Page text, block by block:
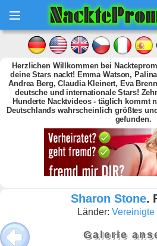
Herzlichen Willkommen bei
deine Stars nackt! Emma Watson,
Andrea Berg, Claudia Kleinert, Eva
deutsche und internationale Stars!
Hunderte Nacktvideos - täglich kommt
Deutschlands wahrscheinlich größtes
gefunden.
Sharon Stone.
Länder: Vereinigte
Galerie